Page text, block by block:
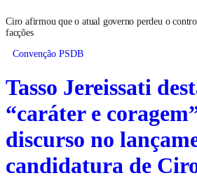
Ciro afirmou que o atual governo perdeu o
facções
Convenção PSDB
Tasso Jereissati
“caráter e
discurso no
candidatura de